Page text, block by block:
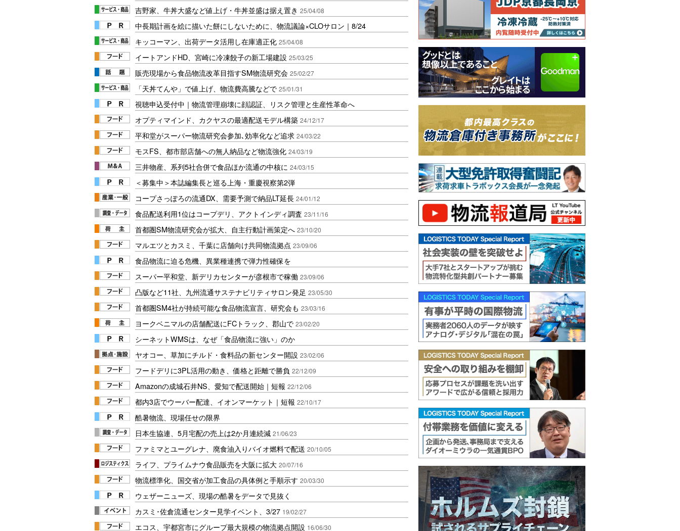
吉野家、牛丼大盛など値上げ・牛丼並盛は据え置き 25/04/08
中長期計画を絵に描いた餅にしないために、物流議論×CLOサロン｜8/24
キッコーマン、出荷データ活用し在庫適正化 25/04/08
イートアンドHD、宮崎に冷凍餃子の新工場建設 25/03/25
販売現場から食品物流改革目指すSM物流研究会 25/02/27
「天丼てんや」で値上げ、物流費高騰などで 25/01/31
視聴申込受付中｜物流管理崩壊に顔認証、リスク管理と生産性革命へ
オプティマインド、カクヤスの最適配送モデル構築 24/12/17
平和堂がスーパー物流研究会参加､効率化など追求 24/03/22
モスFS、都市部店舗への無人納品など物流強化 24/03/19
三井物産、系列5社合併で食品ほか流通の中核に 24/03/15
＜募集中＞本誌編集長と巡る上海・重慶視察第2弾
コープさっぽろの流通DX、需要予測で納品LT延長 24/01/12
食品配送利用1位はコープデリ、アクトインディ調査 23/11/16
首都圏SM物流研究会が拡大、自主行動計画策定へ 23/10/20
マルエツとカスミ、千葉に店舗向け共同物流拠点 23/09/06
食品物流に迫る危機、異業種連携で弾力性確保を
スーパー平和堂、新デリカセンターが彦根市で稼働 23/09/06
凸版など11社、九州流通サステナビリティサロン発足 23/05/30
首都圏SM4社が持続可能な食品物流宣言、研究会も 23/03/16
ヨークベニマルの店舗配送にFCトラック、郡山で 23/02/20
シーネットWMSは、なぜ「食品物流に強い」のか
ヤオコー、草加にチルド・食料品の新センター開設 23/02/06
フードデリに3PL活用の動き、価格と距離で勝負 22/12/09
Amazonの成城石井NS、愛知で配送開始｜短報 22/12/06
都内3店でウーバー配達、イオンマーケット｜短報 22/10/17
酷暑物流、現場任せの限界
日本生協連、5月宅配の売上は2か月連続減 21/06/23
ファミマとユーグレナ、廃食油入りバイオ燃料で配送 20/10/05
ライフ、プライムナウ食品販売を大阪に拡大 20/07/16
物流標準化、国交省が加工食品の具体例と手順示す 20/03/30
ウェザーニューズ、現場の酷暑をデータで見抜く
カスミ･佐倉流通センター見学イベント、3/27 19/02/27
エコス、宇都宮市にグループ最大規模の物流拠点開設 16/06/30